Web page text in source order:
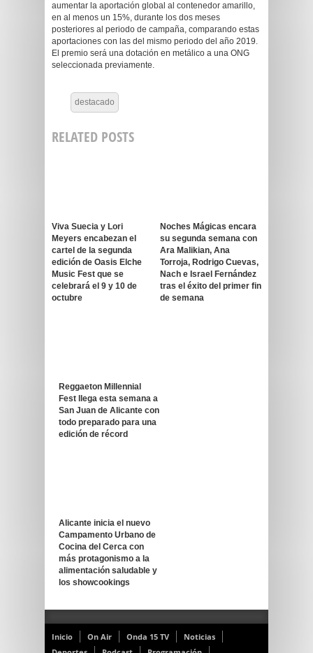
aumentar la aportación global al contenedor amarillo,
en al menos un 15%, durante los dos meses
posteriores al periodo de campaña, comparando estas
aportaciones con las del mismo periodo del año 2019.
El premio será una dotación en metálico a una ONG
seleccionada previamente.
destacado
RELATED POSTS
Viva Suecia y Lori
Meyers encabezan el
cartel de la segunda
edición de Oasis Elche
Music Fest que se
celebrará el 9 y 10 de
octubre
Noches Mágicas encara
su segunda semana con
Ara Malikian, Ana
Torroja, Rodrigo Cuevas,
Nach e Israel Fernández
tras el éxito del primer fin
de semana
Reggaeton Millennial
Fest llega esta semana a
San Juan de Alicante con
todo preparado para una
edición de récord
Alicante inicia el nuevo
Campamento Urbano de
Cocina del Cerca con
más protagonismo a la
alimentación saludable y
los showcookings
Inicio On Air Onda 15 TV
Noticias